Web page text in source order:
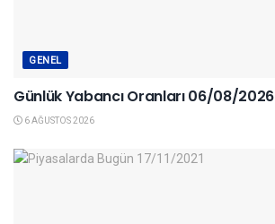
GENEL
Günlük Yabancı Oranları 06/08/2026
6 AĞUSTOS 2026